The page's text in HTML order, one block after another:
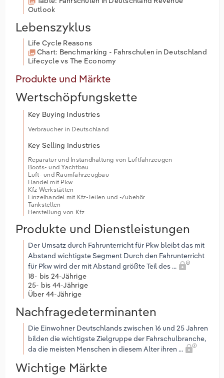
Outlook
Lebenszyklus
Life Cycle Reasons
Chart: Benchmarking - Fahrschulen in Deutschland
Lifecycle vs The Economy
Produkte und Märkte
Wertschöpfungskette
Key Buying Industries
Verbraucher in Deutschland
Key Selling Industries
Reparatur und Instandhaltung von Luftfahrzeugen
Boots- und Yachtbau
Luft- und Raumfahrzeugbau
Handel mit Pkw
Kfz-Werkstätten
Einzelhandel mit Kfz-Teilen und -Zubehör
Tankstellen
Herstellung von Kfz
Produkte und Dienstleistungen
Der Umsatz durch Fahrunterricht für Pkw bleibt das mit
Abstand wichtigste Segment Durch den Fahrunterricht
für Pkw wird der mit Abstand größte Teil des ...
18- bis 24-Jährige
25- bis 44-Jährige
Über 44-Jährige
Nachfragedeterminanten
Die Einwohner Deutschlands zwischen 16 und 25 Jahren
bilden die wichtigste Zielgruppe der Fahrschulbranche,
da die meisten Menschen in diesem Alter ihren ...
Wichtige Märkte